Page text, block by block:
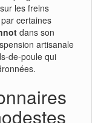
les freins
certaines
dans son
artisanale
de-poule qui